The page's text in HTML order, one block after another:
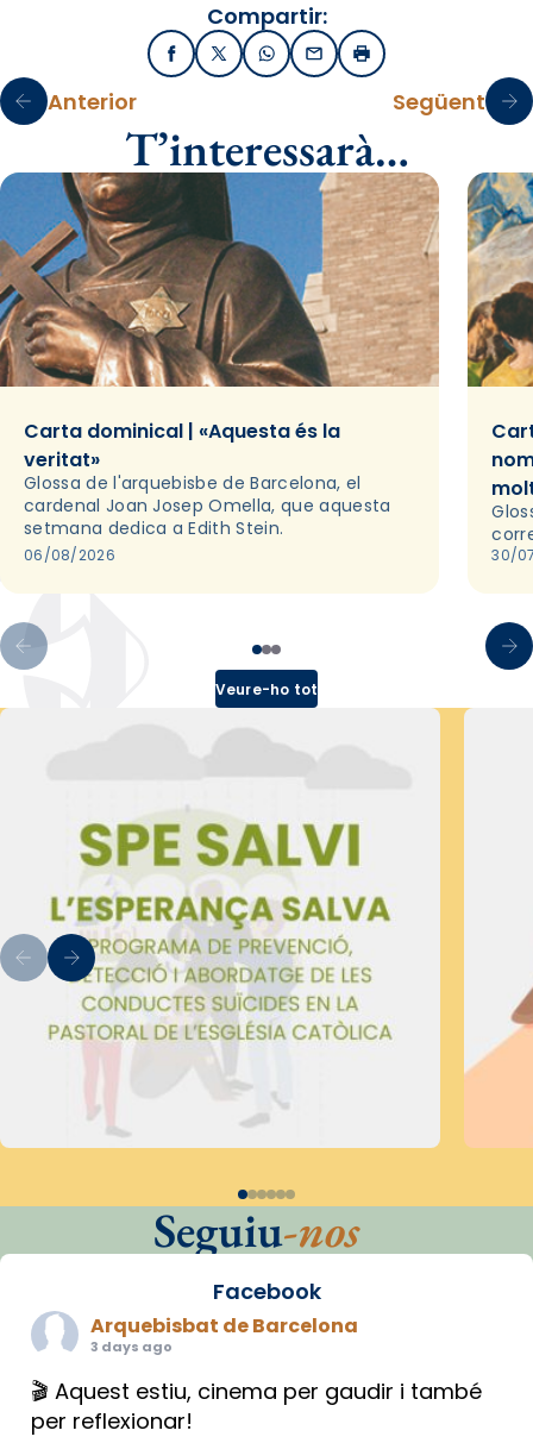
Compartir:
FacebookX / TwitterWhatsApp
EmailImprimir
Anterior Següent
T’interessarà…
Carta dominical | «Aquesta és la
veritat»
Glossa de l'arquebisbe de Barcelona, el
cardenal Joan Josep Omella, que aquesta
setmana dedica a Edith Stein.
06/08/2026 30/
Veure-ho tot
Seguiu-nos
Facebook
Arquebisbat de Barcelona
3 days ago
🎬 Aquest estiu, cinema per gaudir i també
per reflexionar!